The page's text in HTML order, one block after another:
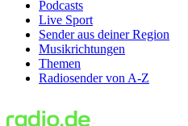
Podcasts
Live Sport
Sender aus deiner Region
Musikrichtungen
Themen
Radiosender von A-Z